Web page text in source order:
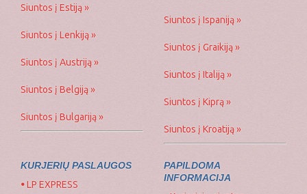
Siuntos į Estiją »
Siuntos į Lenkiją »
Siuntos į Austriją »
Siuntos į Belgiją »
Siuntos į Bulgariją »
Siuntos į Ispaniją »
Siuntos į Graikiją »
Siuntos į Italiją »
Siuntos į Kiprą »
Siuntos į Kroatiją »
KURJERIŲ PASLAUGOS
•LP EXPRESS
PAPILDOMA
INFORMACIJA